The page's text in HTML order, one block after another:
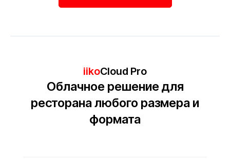
iikoCloud Pro
Облачное решение для
ресторана любого размера и
формата